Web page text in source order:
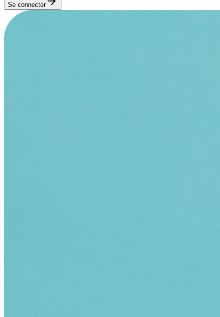
Se connecter